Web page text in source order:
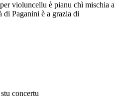
violuncellu è pianu chì mischia a
di Paganini è a grazia di
concertu